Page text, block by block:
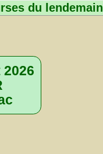
du lendemain